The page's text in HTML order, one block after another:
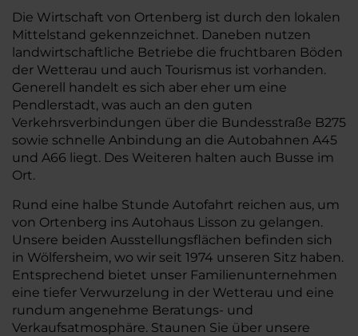
Die Wirtschaft von Ortenberg ist durch den lokalen
Mittelstand gekennzeichnet. Daneben nutzen
landwirtschaftliche Betriebe die fruchtbaren Böden
der Wetterau und auch Tourismus ist vorhanden.
Generell handelt es sich aber eher um eine
Pendlerstadt, was auch an den guten
Verkehrsverbindungen über die Bundesstraße B275
sowie schnelle Anbindung an die Autobahnen A45
und A66 liegt. Des Weiteren halten auch Busse im
Ort.
Rund eine halbe Stunde Autofahrt reichen aus, um
von Ortenberg ins Autohaus Lisson zu gelangen.
Unsere beiden Ausstellungsflächen befinden sich
in Wölfersheim, wo wir seit 1974 unseren Sitz haben.
Entsprechend bietet unser Familienunternehmen
eine tiefer Verwurzelung in der Wetterau und eine
rundum angenehme Beratungs- und
Verkaufsatmosphäre. Staunen Sie über unsere